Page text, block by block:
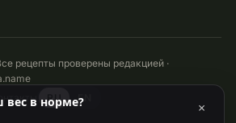
рецепты проверены редакцией ·
RU EN
вес в норме? ×